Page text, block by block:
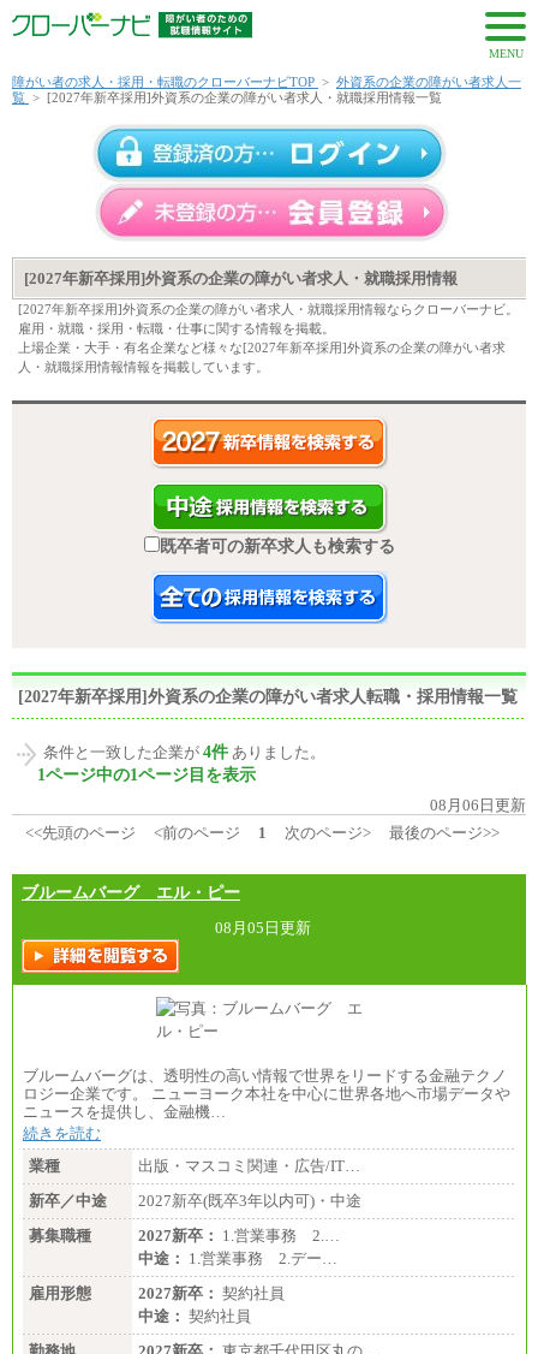
MENU
障がい者の求人・採用・転職のクローバーナビTOP > 外資系の企業の障がい者求人一
覧 > [2027年新卒採用]外資系の企業の障がい者求人・就職採用情報一覧
[2027年新卒採用]外資系の企業の障がい者求人・就職採用情報
[2027年新卒採用]外資系の企業の障がい者求人・就職採用情報ならクローバーナビ。
雇用・就職・採用・転職・仕事に関する情報を掲載。
上場企業・大手・有名企業など様々な[2027年新卒採用]外資系の企業の障がい者求
人・就職採用情報情報を掲載しています。
既卒者可の新卒求人も検索する
[2027年新卒採用]外資系の企業の障がい者求人転職・採用情報一覧
条件と一致した企業が 4件 ありました。
1ページ中の1ページ目を表示
08月06日更新
<<先頭のページ
<前のページ 1 次のページ> 最後のページ>>
ブルームバーグ エル・ピー
08月05日更新
ブルームバーグは、透明性の高い情報で世界をリードする金融テクノ
ロジー企業です。 ニューヨーク本社を中心に世界各地へ市場データや
ニュースを提供し、金融機…
続きを読む
業種
出版・マスコミ関連・広告/IT…
新卒／中途
2027新卒(既卒3年以内可)・中途
募集職種
2027新卒： 1.営業事務 2.…
中途： 1.営業事務 2.デー…
雇用形態
2027新卒： 契約社員
中途： 契約社員